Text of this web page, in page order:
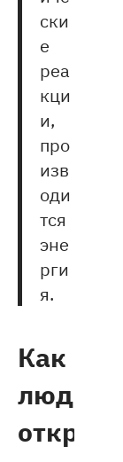
ски
е
реа
кци
и,
про
изв
оди
тся
эне
рги
я.
Как
люди
открыли